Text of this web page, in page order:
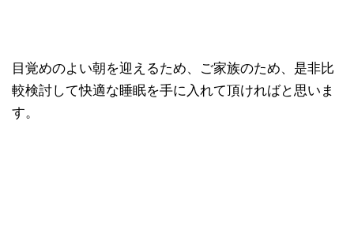
目覚めのよい朝を迎えるため、ご家族のため、是非比
較検討して快適な睡眠を手に入れて頂ければと思いま
す。